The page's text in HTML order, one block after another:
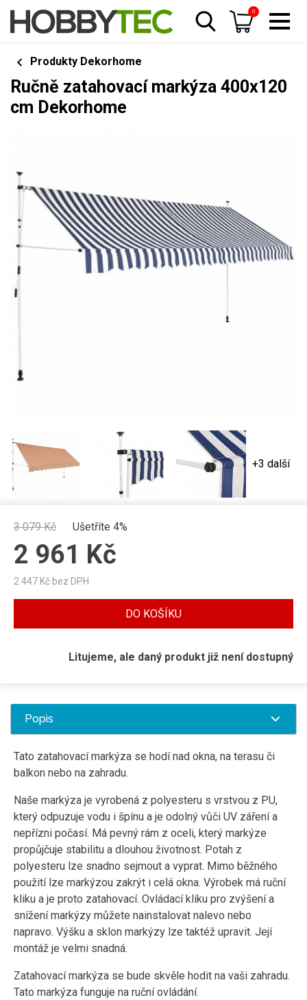
0
Produkty Dekorhome
Ručně zatahovací markýza 400x120
cm Dekorhome
+3 další
3 079Kč Ušetříte 4%
2 961 Kč
2 447 Kč bez DPH
DO KOŠÍKU
Litujeme, ale daný produkt již není dostupný
Popis
Tato zatahovací markýza se hodí nad okna, na terasu či
balkon nebo na zahradu.
Naše markýza je vyrobená z polyesteru s vrstvou z PU,
který odpuzuje vodu i špínu a je odolný vůči UV záření a
nepřízni počasí. Má pevný rám z oceli, který markýze
propůjčuje stabilitu a dlouhou životnost. Potah z
polyesteru lze snadno sejmout a vyprat. Mimo běžného
použití lze markýzou zakrýt i celá okna. Výrobek má ruční
kliku a je proto zatahovací. Ovládací kliku pro zvýšení a
snížení markýzy můžete nainstalovat nalevo nebo
napravo. Výšku a sklon markýzy lze taktéž upravit. Její
montáž je velmi snadná.
Zatahovací markýza se bude skvěle hodit na vaši zahradu.
Tato markýza funguje na ruční ovládání.